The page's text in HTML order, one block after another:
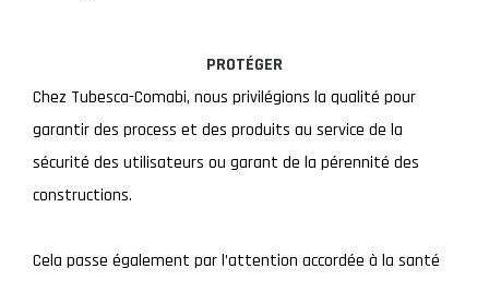
PROTÉGER
Chez Tubesca-Comabi, nous privilégions la qualité pour
garantir des process et des produits au service de la
sécurité des utilisateurs ou garant de la pérennité des
constructions.
Cela passe également par l’attention accordée à la santé